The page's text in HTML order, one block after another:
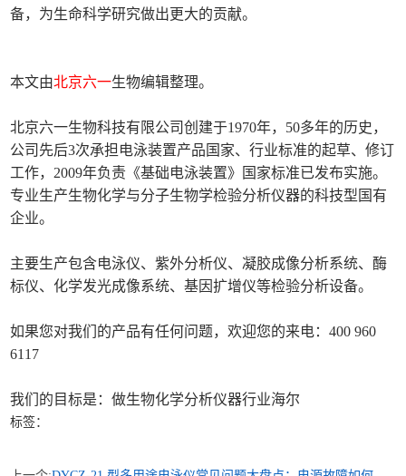
备，为生命科学研究做出更大的贡献。
本文由北京六一生物编辑整理。
北京六一生物科技有限公司创建于1970年，50多年的历史，
公司先后3次承担电泳装置产品国家、行业标准的起草、修订
工作，2009年负责《基础电泳装置》国家标准已发布实施。
专业生产生物化学与分子生物学检验分析仪器的科技型国有
企业。
主要生产包含电泳仪、紫外分析仪、凝胶成像分析系统、酶
标仪、化学发光成像系统、基因扩增仪等检验分析设备。
如果您对我们的产品有任何问题，欢迎您的来电：400 960
6117
我们的目标是：做生物化学分析仪器行业海尔
标签：